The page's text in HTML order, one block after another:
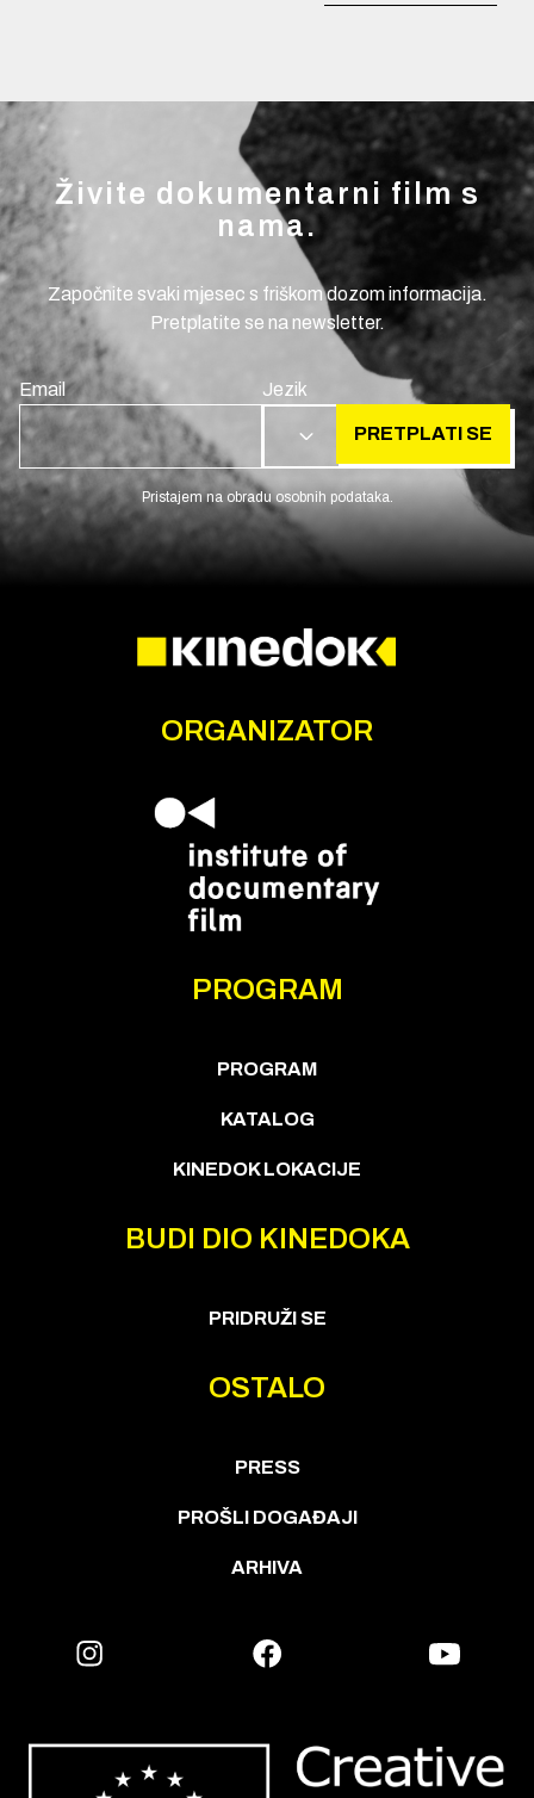
Živite dokumentarni film s
nama.
Započnite svaki mjesec s friškom dozom informacija.
Pretplatite se na newsletter.
Email Jezik
HR PRETPLATI SE
Pristajem na obradu osobnih podataka.
ORGANIZATOR
PROGRAM
PROGRAM
KATALOG
KINEDOK LOKACIJE
BUDI DIO KINEDOKA
PRIDRUŽI SE
OSTALO
PRESS
PROŠLI DOGAĐAJI
ARHIVA